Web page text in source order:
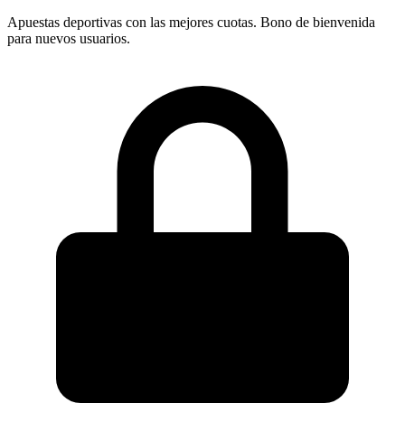
Apuestas deportivas con las mejores cuotas. Bono de bienvenida
para nuevos usuarios.